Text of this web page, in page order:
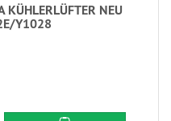
KÜHLERLÜFTER NEU
Y1028